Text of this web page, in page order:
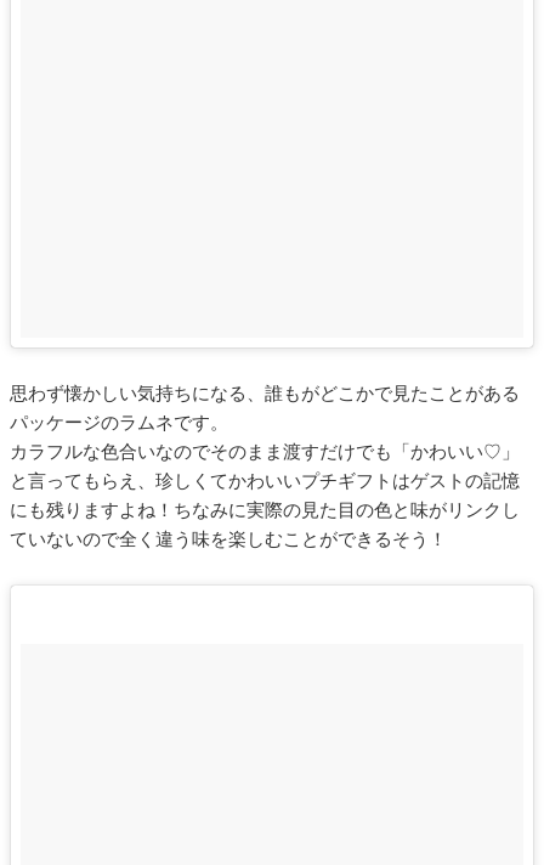
思わず懐かしい気持ちになる、誰もがどこかで見たことがある
パッケージのラムネです。
カラフルな色合いなのでそのまま渡すだけでも「かわいい♡」
と言ってもらえ、珍しくてかわいいプチギフトはゲストの記憶
にも残りますよね！ちなみに実際の見た目の色と味がリンクし
ていないので全く違う味を楽しむことができるそう！